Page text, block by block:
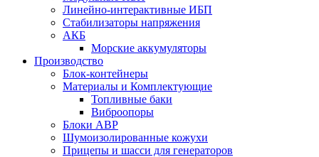
Линейно-интерактивные ИБП
Стабилизаторы напряжения
АКБ
Морские аккумуляторы
Производство
Блок-контейнеры
Материалы и Комплектующие
Топливные баки
Виброопоры
Блоки АВР
Шумоизолированные кожухи
Прицепы и шасси для генераторов